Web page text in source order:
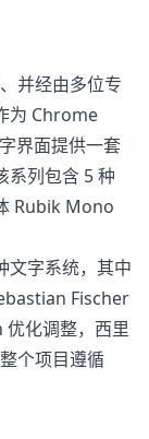
并经由多位专
为 Chrome
界面提供一套
系列包含 5 种
Rubik Mono
文字系统，其中
Fischer
化调整，西里
个项目遵循